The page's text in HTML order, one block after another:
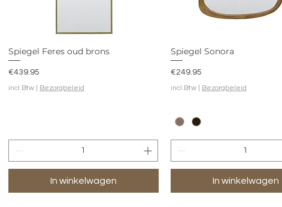
Spiegel Feres oud brons
Prijs
€439.95
incl.Btw Bezorgbeleid
In winkelwagen
Spiegel Sonora
Prijs
€249.95
incl.Btw Bezorgbeleid
In winkelwagen